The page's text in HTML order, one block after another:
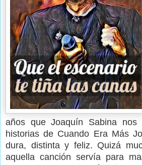
años que Joaquín Sabina nos
historias de Cuando Era Más
dura, distinta y feliz. Quizá
aquella canción servía para